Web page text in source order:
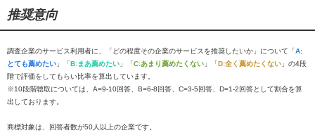
推奨意向
調査企業のサービス利用者に、「どの程度その企業のサービスを推奨したいか」について「A:
とても薦めたい 」「B:まあ薦めたい 」「C:あまり薦めたくない 」「D:全く薦めたくない 」の4段
階で評価をしてもらい比率を算出しています。
※10段階聴取については、A=9-10回答、B=6-8回答、C=3-5回答、D=1-2回答として割合を算
出しております。
商標対象は、回答者数が50人以上の企業です。